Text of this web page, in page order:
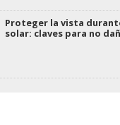
Proteger la vista
solar: claves para no